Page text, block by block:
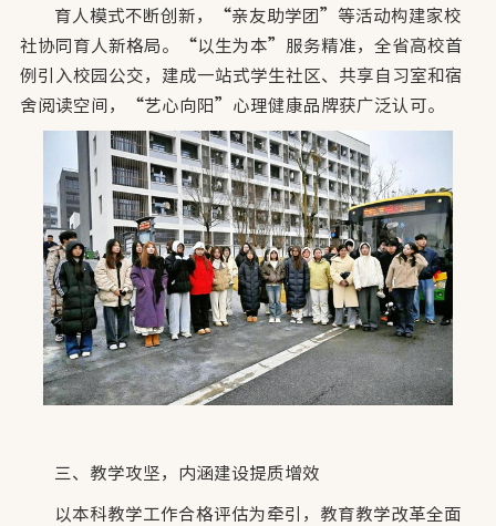
育人模式不断创新，“亲友助学团”等活动构建家校
社协同育人新格局。“以生为本”服务精准，全省高校首
例引入校园公交，建成一站式学生社区、共享自习室和宿
舍阅读空间，“艺心向阳”心理健康品牌获广泛认可。
三、教学攻坚，内涵建设提质增效
以本科教学工作合格评估为牵引，教育教学改革全面